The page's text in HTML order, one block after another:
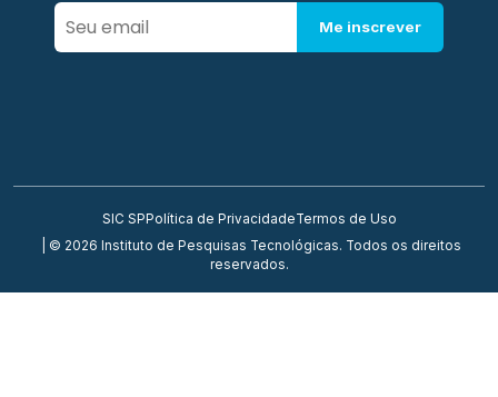
Me inscrever
SIC SP Política de PrivacidadeTermos de Uso
| © 2026 Instituto de Pesquisas Tecnológicas. Todos os direitos
reservados.